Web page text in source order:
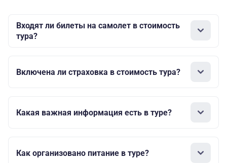
Входят ли билеты на самолет в стоимость
тура?
Включена ли страховка в стоимость тура?
Какая важная информация есть в туре?
Как организовано питание в туре?